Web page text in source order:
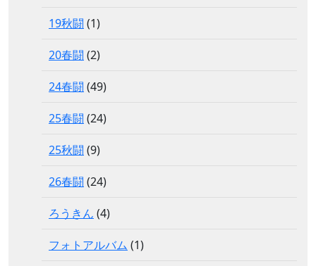
19秋闘 (1)
20春闘 (2)
24春闘 (49)
25春闘 (24)
25秋闘 (9)
26春闘 (24)
ろうきん (4)
フォトアルバム (1)